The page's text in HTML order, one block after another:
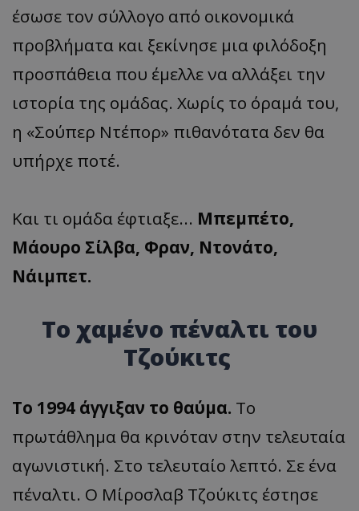
έσωσε τον σύλλογο από οικονομικά
προβλήματα και ξεκίνησε μια φιλόδοξη
προσπάθεια που έμελλε να αλλάξει την
ιστορία της ομάδας. Χωρίς το όραμά του,
η «Σούπερ Ντέπορ» πιθανότατα δεν θα
υπήρχε ποτέ.
Και τι ομάδα έφτιαξε... Μπεμπέτο,
Μάουρο Σίλβα, Φραν, Ντονάτο,
Νάιμπετ.
Το χαμένο πέναλτι του
Τζούκιτς
Το 1994 άγγιξαν το θαύμα. Το
πρωτάθλημα θα κρινόταν στην τελευταία
αγωνιστική. Στο τελευταίο λεπτό. Σε ένα
πέναλτι. Ο Μίροσλαβ Τζούκιτς έστησε